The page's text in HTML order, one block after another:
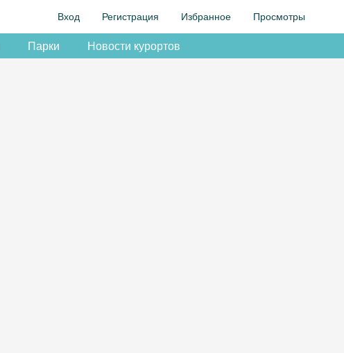
Вход Регистрация Избранное Просмотры
Парки Новости курортов